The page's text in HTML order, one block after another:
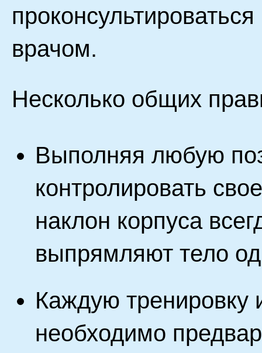
врачом.
Несколько общих
Выполняя любую
контролировать
наклон корпуса
выпрямляют тело
Каждую тренировку
необходимо